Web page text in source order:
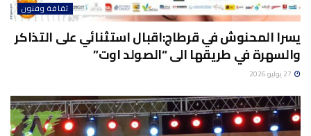
ثقافة وفنون
يسرا المحنوش في قرطاج:اقبال استثنائي على التذاكر
والسهرة في طريقها الى “الصولد اوت”